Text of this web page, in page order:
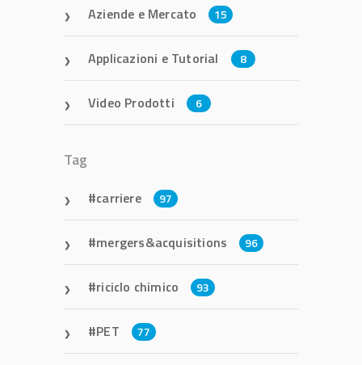
Aziende e Mercato 15
Applicazioni e Tutorial 8
Video Prodotti 6
Tag
carriere 97
mergers&acquisitions 96
riciclo chimico 93
PET 77